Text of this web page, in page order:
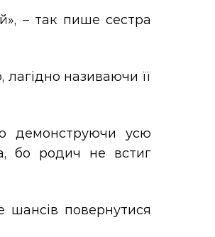
– так пише сестра
називаючи її
демонструючи усю
бо родич не встиг
шансів повернутися